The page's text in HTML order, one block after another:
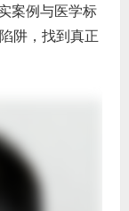
案例与医学标
阱，找到真正